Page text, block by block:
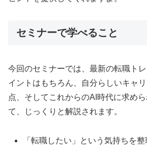
セミナーで学べること
今回のセミナーでは、最新の転職ト
イントはもちろん、自分らしいキャ
点、そしてこれからのAI時代に求め
て、じっくりと解説されます。
「転職したい」という気持ちを